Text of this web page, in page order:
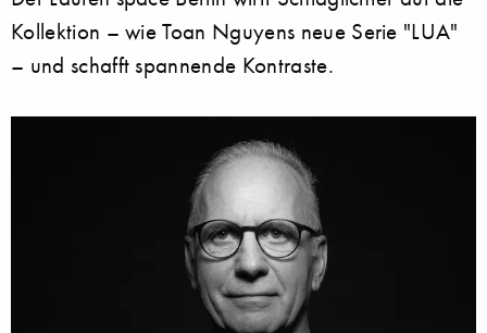
Kollektion – wie Toan Nguyens neue Serie "LUA"
– und schafft spannende Kontraste.